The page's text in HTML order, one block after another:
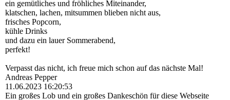
ein gemütliches und fröhliches Miteinander,
klatschen, lachen, mitsummen blieben nicht aus,
frisches Popcorn,
kühle Drinks
und dazu ein lauer Sommerabend,
perfekt!
Verpasst das nicht, ich freue mich schon auf das nächste Mal!
Andreas Pepper
11.06.2023 16:20:53
Ein großes Lob und ein großes Dankeschön für diese Webseite